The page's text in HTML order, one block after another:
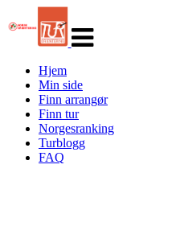
navigasjon
Hjem
Min side
Finn arrangør
Finn tur
Norgesranking
Turblogg
FAQ